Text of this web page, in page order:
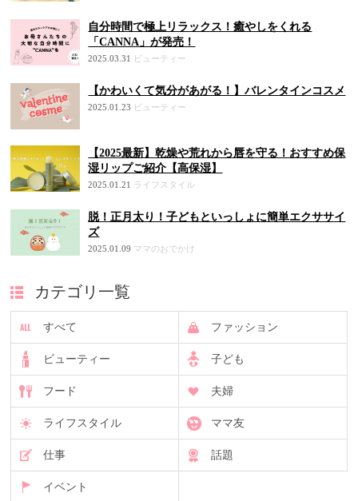
自分時間で極上リラックス！癒やしをくれる
「CANNA」が発売！
2025.03.31 ビューティー
【かわいくて気分があがる！】バレンタインコスメ
2025.01.23 ビューティー
【2025最新】乾燥や荒れから唇を守る！おすすめ保
湿リップご紹介【高保湿】
2025.01.21 ライフスタイル
脱！正月太り！子どもといっしょに簡単エクササイ
ズ
2025.01.09 ママのおでかけ
カテゴリ一覧
すべて ファッション
ビューティー 子ども
フード 夫婦
ライフスタイル ママ友
仕事 話題
イベント